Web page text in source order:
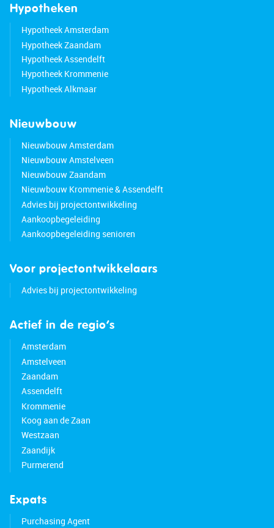
At the rear of the garden, there is a detached
equipment.
Are you familiar with the area?
This home is located in the popular and green
residential area of Westwijk in Amstelveen, known
Shops, schools, sports facilities and public
transport — including tram connections to
Amsterdam — are all within short distance. Major
roads are also easily accessible, allowing you to
Good to know:
• Spacious and comfortable semi-detached home
neighborhood
• Four bedrooms and three full floors
• Excellent accessibility and close to all amenities
• One-year lease with the option to renew
Hypotheken
Hypotheek Amsterdam
Hypotheek Zaandam
Hypotheek Assendelft
Hypotheek Krommenie
Hypotheek Alkmaar
Nieuwbouw
Nieuwbouw Amsterdam
Nieuwbouw Amstelveen
Nieuwbouw Zaandam
Nieuwbouw Krommenie & Assendelft
Advies bij projectontwikkeling
Aankoopbegeleiding
Aankoopbegeleiding senioren
Voor projectontwikkelaars
Advies bij projectontwikkeling
Actief in de regio’s
Amsterdam
Amstelveen
Zaandam
Assendelft
Krommenie
Koog aan de Zaan
Westzaan
Zaandijk
Purmerend
Expats
Purchasing Agent